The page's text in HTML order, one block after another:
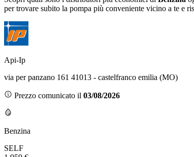
per trovare subito la pompa più conveniente vicino a te e
Api-Ip
via per panzano 161 41013 - castelfranco emilia (MO)
Prezzo comunicato il 03/08/2026
Benzina
SELF